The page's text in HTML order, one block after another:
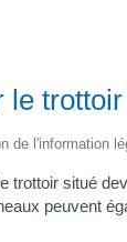
le
de l'information
trottoir situé
peuvent